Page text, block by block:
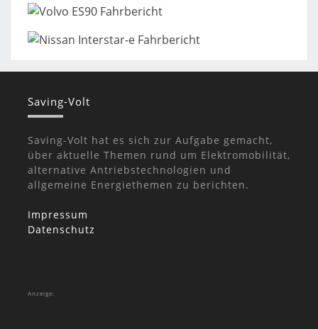
Saving-Volt
Saving-Volt hat es sich zur Aufgabe gemacht,
über aktuelle Themen rund um Elektromobilität,
alternative Antriebstechnologien und
allgemeine Energiethemen zu berichten.
Impressum
Datenschutz
Anzeige: